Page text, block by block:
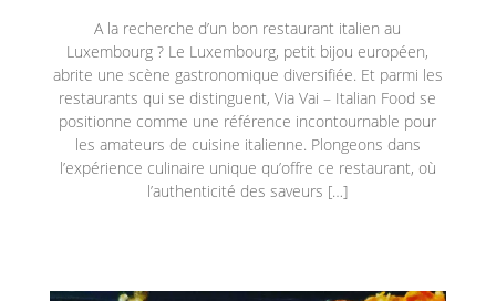
A la recherche d’un bon restaurant italien au
Luxembourg ? Le Luxembourg, petit bijou européen,
abrite une scène gastronomique diversifiée. Et parmi les
restaurants qui se distinguent, Via Vai – Italian Food se
positionne comme une référence incontournable pour
les amateurs de cuisine italienne. Plongeons dans
l’expérience culinaire unique qu’offre ce restaurant, où
l’authenticité des saveurs […]